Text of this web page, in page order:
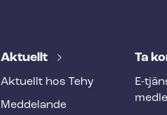
Aktuellt
Aktuellt hos Tehy
Meddelande
Ta
E-